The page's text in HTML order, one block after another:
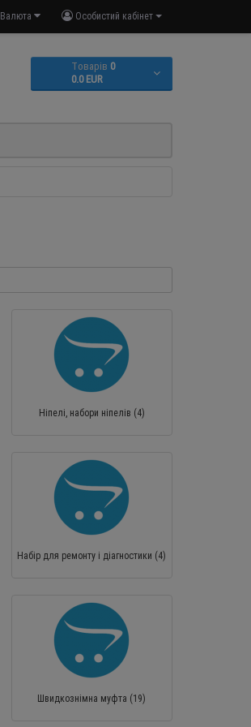
Особистий кабінет
Валюта
Tоварів 0
0.0 EUR
Ніпелі, набори ніпелів (4)
Набір для ремонту і діагностики (4)
Швидкознімна муфта (19)